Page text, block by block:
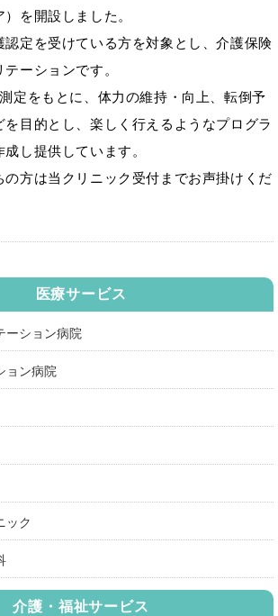
を開設しました。
認定を受けている方を対象とし、介護保険
ーションです。
定をもとに、体力の維持・向上、転倒予
を目的とし、楽しく行えるようなプログラ
し提供しています。
方は当クリニック受付までお声掛けくだ
医療サービス
ーション病院
ョン病院
ック
介護・福祉サービス